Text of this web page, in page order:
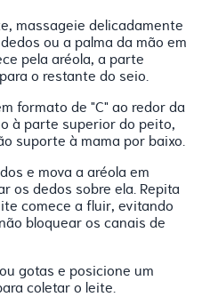
massageie delicadamente
ou a palma da mão em
pela aréola, a parte
o restante do seio.
formato de "C" ao redor da
à parte superior do peito,
suporte à mama por baixo.
e mova a aréola em
os dedos sobre ela. Repita
comece a fluir, evitando
bloquear os canais de
gotas e posicione um
coletar o leite.